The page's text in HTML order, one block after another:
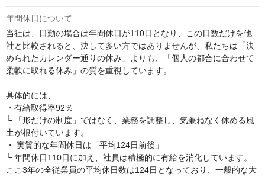
年間休日について
当社は、日勤の場合は年間休日が110日となり、この日数だけを他
社と比較されると、決して多い方ではありませんが、私たちは「決
められたカレンダー通りの休み」よりも、「個人の都合に合わせて
柔軟に取れる休み」の質を重視しています。
具体的には、
・有給取得率92％
└ 「形だけの制度」ではなく、業務を調整し、気兼ねなく休める風
土が根付いています。
・ 実質的な年間休日は「平均124日前後」
└ 年間休日110日に加え、社員は積極的に有給を消化しています。
ここ3年の全従業員の平均休日数は124日となっており、一般的な大